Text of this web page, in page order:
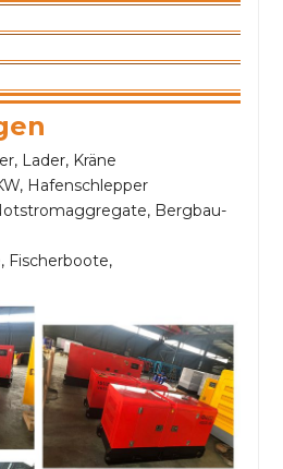
Lader, Kräne
Hafenschlepper
Bergbau-
Fischerboote,